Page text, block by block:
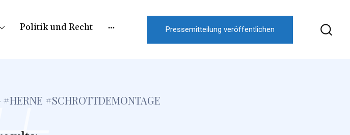
Politik und Recht Pressemitteilung veröffentlichen
#HERNE #SCHROTTDEMONTAGE